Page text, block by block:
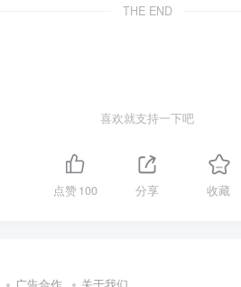
THE END
喜欢就支持一下吧
点赞100 分享 收藏